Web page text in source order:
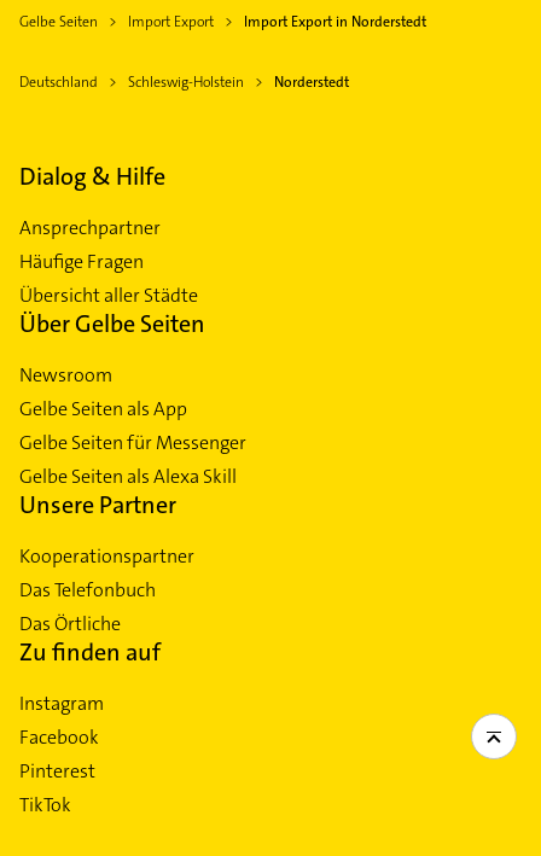
Gelbe Seiten Import Export Import Export in Norderstedt
Deutschland Schleswig-Holstein Norderstedt
Dialog & Hilfe
Ansprechpartner
Häufige Fragen
Übersicht aller Städte
Über Gelbe Seiten
Newsroom
Gelbe Seiten als App
Gelbe Seiten für Messenger
Gelbe Seiten als Alexa Skill
Unsere Partner
Kooperationspartner
Das Telefonbuch
Das Örtliche
Zu finden auf
Instagram
Facebook
Pinterest
TikTok